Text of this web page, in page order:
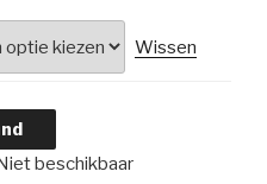
Wissen
beschikbaar